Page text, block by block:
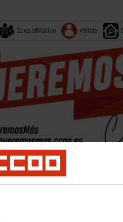
Zona afiliación Afiliate
Campañas